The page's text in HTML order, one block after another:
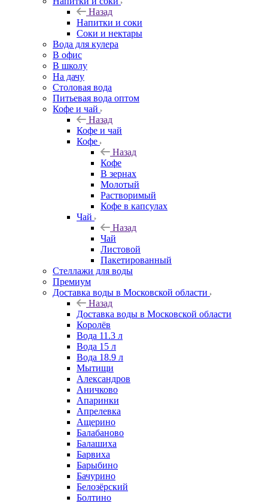
Назад
Напитки и соки
Соки и нектары
Вода для кулера
В офис
В школу
На дачу
Столовая вода
Питьевая вода оптом
Кофе и чай
Назад
Кофе и чай
Кофе
Назад
Кофе
В зернах
Молотый
Растворимый
Кофе в капсулах
Чай
Назад
Чай
Листовой
Пакетированный
Стеллажи для воды
Премиум
Доставка воды в Московской области
Назад
Доставка воды в Московской области
Королёв
Вода 11.3 л
Вода 15 л
Вода 18.9 л
Мытищи
Александров
Аничково
Апаринки
Апрелевка
Ащерино
Балабаново
Балашиха
Барвиха
Барыбино
Бачурино
Белозёрский
Болтино